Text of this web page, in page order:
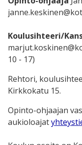
Koulusihteeri/
10 - 17)
Rehtori,
Kirkkokatu 15.
Opinto-ohjaajan
aukioloajat